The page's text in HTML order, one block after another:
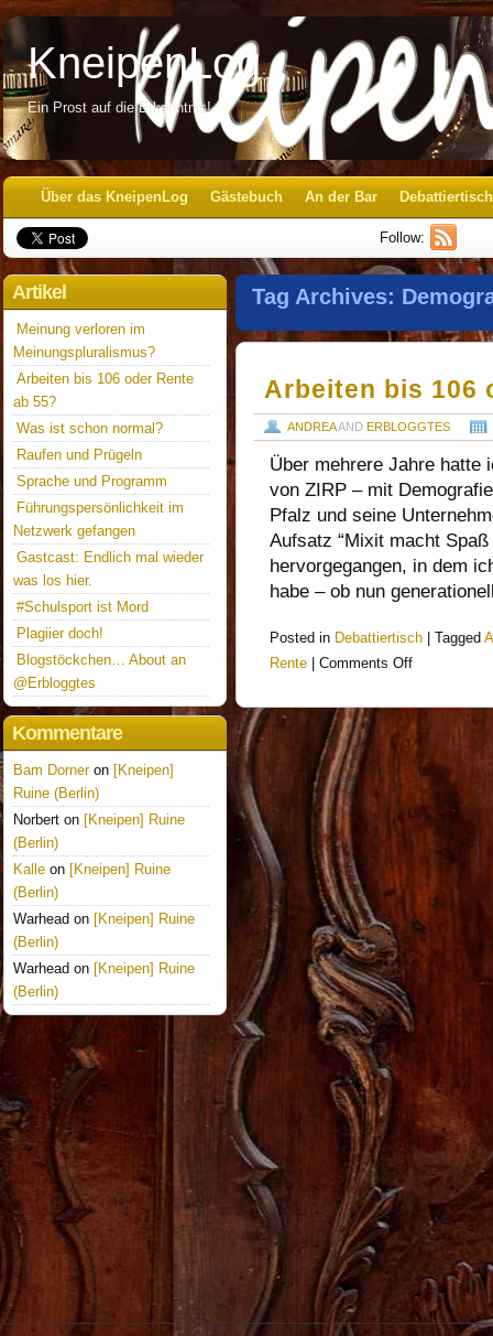
KneipenLog
Ein Prost auf die Erkenntnis!
Über das KneipenLog Gästebuch An der Bar Debattiertisch
Follow:
Tag Archives:
Arbeiten bis 106
ANDREAANDERBLOGGTES
Über mehrere Jahre hatte
von ZIRP – mit
Pfalz und seine
Aufsatz “Mixit macht
hervorgegangen, in dem
habe – ob nun
Posted in Debattiertisch Tagged
Rente
Comments Off
Artikel
Meinung verloren im
Meinungspluralismus?
Arbeiten bis 106 oder Rente
ab 55?
Was ist schon normal?
Raufen und Prügeln
Sprache und Programm
Führungspersönlichkeit im
Netzwerk gefangen
Gastcast: Endlich mal wieder
was los hier.
#Schulsport ist Mord
Plagiier doch!
Blogstöckchen… About an
@Erbloggtes
Kommentare
Bam Dorneron [Kneipen]
Ruine (Berlin)
Norbert on [Kneipen] Ruine
(Berlin)
Kalle on [Kneipen] Ruine
(Berlin)
Warhead on [Kneipen] Ruine
(Berlin)
Warhead on [Kneipen] Ruine
(Berlin)